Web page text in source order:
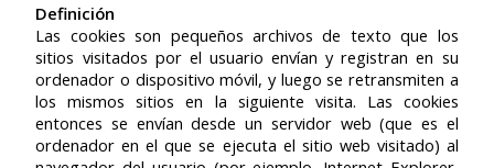
Definición
Las cookies son pequeños archivos de texto que los
sitios visitados por el usuario envían y registran en su
ordenador o dispositivo móvil, y luego se retransmiten a
los mismos sitios en la siguiente visita. Las cookies
entonces se envían desde un servidor web (que es el
ordenador en el que se ejecuta el sitio web visitado) al